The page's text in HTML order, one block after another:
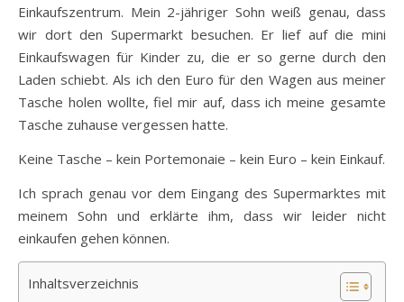
Einkaufszentrum. Mein 2-jähriger Sohn weiß genau, dass
wir dort den Supermarkt besuchen. Er lief auf die mini
Einkaufswagen für Kinder zu, die er so gerne durch den
Laden schiebt. Als ich den Euro für den Wagen aus meiner
Tasche holen wollte, fiel mir auf, dass ich meine gesamte
Tasche zuhause vergessen hatte.
Keine Tasche – kein Portemonaie – kein Euro – kein Einkauf.
Ich sprach genau vor dem Eingang des Supermarktes mit
meinem Sohn und erklärte ihm, dass wir leider nicht
einkaufen gehen können.
Inhaltsverzeichnis